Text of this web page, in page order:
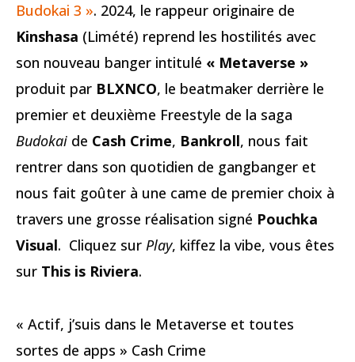
Budokai 3 ». 2024, le rappeur originaire de
Kinshasa (Limété) reprend les hostilités avec
son nouveau banger intitulé « Metaverse »
produit par BLXNCO, le beatmaker derrière le
premier et deuxième Freestyle de la saga
Budokai de Cash Crime, Bankroll, nous fait
rentrer dans son quotidien de gangbanger et
nous fait goûter à une came de premier choix à
travers une grosse réalisation signé Pouchka
Visual. Cliquez sur Play, kiffez la vibe, vous êtes
sur This is Riviera.
« Actif, j’suis dans le Metaverse et toutes
sortes de apps » Cash Crime